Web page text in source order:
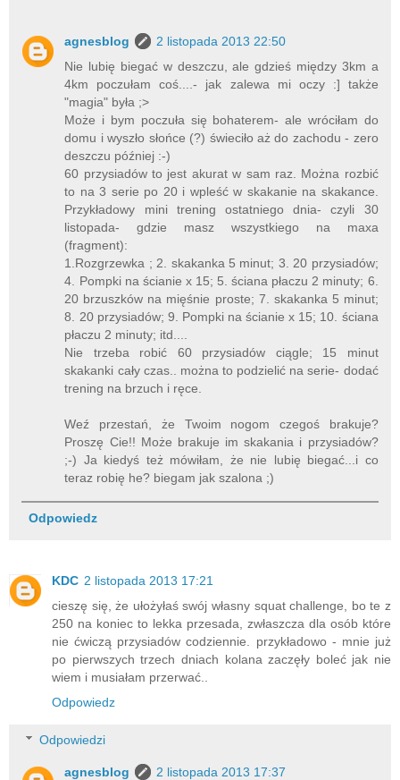
agnesblog
2 listopada 2013 22:50
Nie lubię biegać w deszczu, ale gdzieś między 3km a
4km poczułam coś....- jak zalewa mi oczy :] także
"magia" była ;>
Może i bym poczuła się bohaterem- ale wróciłam do
domu i wyszło słońce (?) świeciło aż do zachodu - zero
deszczu później :-)
60 przysiadów to jest akurat w sam raz. Można rozbić
to na 3 serie po 20 i wpleść w skakanie na skakance.
Przykładowy mini trening ostatniego dnia- czyli 30
listopada- gdzie masz wszystkiego na maxa
(fragment):
1.Rozgrzewka ; 2. skakanka 5 minut; 3. 20 przysiadów;
4. Pompki na ścianie x 15; 5. ściana płaczu 2 minuty; 6.
20 brzuszków na mięśnie proste; 7. skakanka 5 minut;
8. 20 przysiadów; 9. Pompki na ścianie x 15; 10. ściana
płaczu 2 minuty; itd....
Nie trzeba robić 60 przysiadów ciągle; 15 minut
skakanki cały czas.. można to podzielić na serie- dodać
trening na brzuch i ręce.
Weź przestań, że Twoim nogom czegoś brakuje?
Proszę Cie!! Może brakuje im skakania i przysiadów?
;-) Ja kiedyś też mówiłam, że nie lubię biegać...i co
teraz robię he? biegam jak szalona ;)
Odpowiedz
KDC 2 listopada 2013 17:21
cieszę się, że ułożyłaś swój własny squat challenge, bo te z
250 na koniec to lekka przesada, zwłaszcza dla osób które
nie ćwiczą przysiadów codziennie. przykładowo - mnie już
po pierwszych trzech dniach kolana zaczęły boleć jak nie
wiem i musiałam przerwać..
Odpowiedz
Odpowiedzi
agnesblog 2 listopada 2013 17:37